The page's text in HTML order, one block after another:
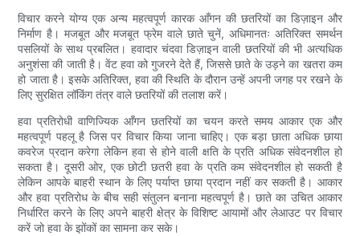
विचार करने योग्य एक अन्य महत्वपूर्ण कारक आँगन की छतरियों का डिज़ाइन और
निर्माण है। मजबूत और मजबूत फ्रेम वाले छाते चुनें, अधिमानतः अतिरिक्त समर्थन
पसलियों के साथ प्रबलित। हवादार चंदवा डिज़ाइन वाली छतरियों की भी अत्यधिक
अनुशंसा की जाती है। वेंट हवा को गुजरने देते हैं, जिससे छाते के उड़ने का खतरा कम
हो जाता है। इसके अतिरिक्त, हवा की स्थिति के दौरान उन्हें अपनी जगह पर रखने के
लिए सुरक्षित लॉकिंग तंत्र वाले छतरियों की तलाश करें।
हवा प्रतिरोधी वाणिज्यिक आँगन छतरियों का चयन करते समय आकार एक और
महत्वपूर्ण पहलू है जिस पर विचार किया जाना चाहिए। एक बड़ा छाता अधिक छाया
कवरेज प्रदान करेगा लेकिन हवा से होने वाली क्षति के प्रति अधिक संवेदनशील हो
सकता है। दूसरी ओर, एक छोटी छतरी हवा के प्रति कम संवेदनशील हो सकती है
लेकिन आपके बाहरी स्थान के लिए पर्याप्त छाया प्रदान नहीं कर सकती है। आकार
और हवा प्रतिरोध के बीच सही संतुलन बनाना महत्वपूर्ण है। छाते का उचित आकार
निर्धारित करने के लिए अपने बाहरी क्षेत्र के विशिष्ट आयामों और लेआउट पर विचार
करें जो हवा के झोंकों का सामना कर सके।